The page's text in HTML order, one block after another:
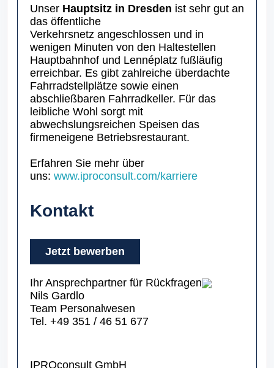
Unser Hauptsitz in Dresden ist sehr gut an
das öffentliche
Verkehrsnetz angeschlossen und in
wenigen Minuten von den Haltestellen
Hauptbahnhof und Lennéplatz fußläufig
erreichbar. Es gibt zahlreiche überdachte
Fahrradstellplätze sowie einen
abschließbaren Fahrradkeller. Für das
leibliche Wohl sorgt mit
abwechslungsreichen Speisen das
firmeneigene Betriebsrestaurant.
Erfahren Sie mehr über
uns: www.iproconsult.com/karriere
Kontakt
Jetzt bewerben
Ihr Ansprechpartner für Rückfragen
Nils Gardlo
Team Personalwesen
Tel. +49 351 / 46 51 677
IPROconsult GmbH